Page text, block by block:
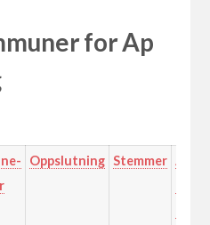
for Ap
Oppslutning Stemmer Andel